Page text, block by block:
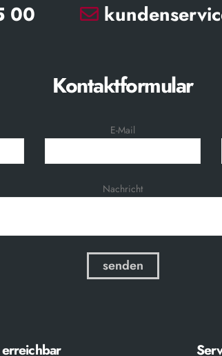
00
Kontaktformular
E-Mail
Nachricht